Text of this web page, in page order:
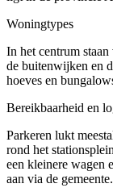
Woningtypes
In het centrum
de buitenwijken en
hoeves en
Bereikbaarheid en
Parkeren lukt
rond het
een kleinere wagen
aan via de gemeente.